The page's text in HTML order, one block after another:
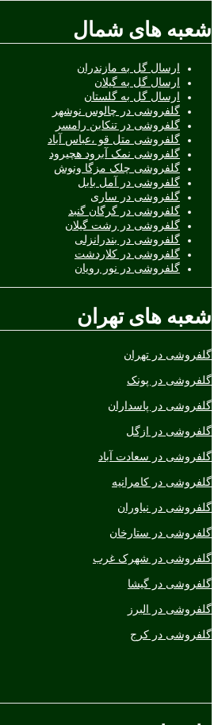
شعبه های شمال
ارسال گل به مازندران
ارسال گل به گیلان
ارسال گل به گلستان
گلفروشی در چالوس نوشهر
گلفروشی در تنکابن رامسر
گلفروشی متل قو ،عباس آباد
گلفروشی نمک آبرود هچیرود
گلفروشی چلک مزگا ونوش
گلفروشی در آمل بابل
گلفروشی در ساری
گلفروشی در گرگان گنبد
گلفروشی در رشت گیلان
گلفروشی در بندرانزلی
گلفروشی در کلاردشت
گلفروشی در نور رویان
شعبه های تهران
گلفروشی در تهران
گلفروشی در پونک
گلفروشی در پاسداران
گلفروشی در ازگل
گلفروشی در سعادت آباد
گلفروشی در کامرانیه
گلفروشی در نیاوران
گلفروشی در ستارخان
گلفروشی در شهرک غرب
گلفروشی در گیشا
گلفروشی در البرز
گلفروشی در کرج